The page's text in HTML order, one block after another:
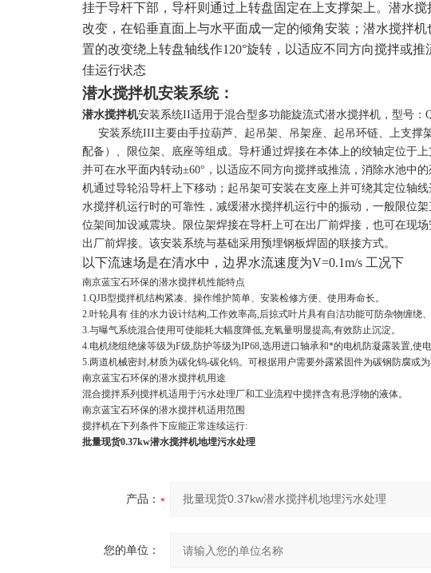
挂于导杆下部，导杆则通过上转盘固定在上支撑架上。潜水
改变，在铅垂直面上与水平面成一定的倾角安装；潜水搅拌
置的改变绕上转盘轴线作120°旋转，以适应不同方向搅拌或
佳运行状态
潜水搅拌机安装系统：
潜水搅拌机安装系统II适用于混合型多功能旋流式潜水搅拌机，型号：
安装系统III主要由手拉葫芦、起吊架、吊架座、起吊环链、上支撑
配备）、限位架、底座等组成。导杆通过焊接在本体上的绞轴定位于
并可在水平面内转动±60°，以适应不同方向搅拌或推流，消除水池中
机通过导轮沿导杆上下移动；起吊架可安装在支座上并可绕其定位轴线
水搅拌机运行时的可靠性，减缓潜水搅拌机运行中的振动，一般限位
位架间加设减震块。限位架焊接在导杆上可在出厂前焊接，也可在现
出厂前焊接。该安装系统与基础采用预埋钢板焊固的联接方式。
以下流速场是在清水中，边界水流速度为V=0.1m/s 工况下
南京蓝宝石环保的潜水搅拌机性能特点
1.QJB型搅拌机结构紧凑、操作维护简单、安装检修方便、使用寿命长。
2.叶轮具有 佳的水力设计结构,工作效率高,后掠式叶片具有自洁功能可防杂物缠绕、
3.与曝气系统混合使用可使能耗大幅度降低,充氧量明显提高,有效防止沉淀。
4.电机绕组绝缘等级为F级,防护等级为IP68,选用进口轴承和*的电机防凝露装置,使
5.两道机械密封,材质为碳化钨-碳化钨。可根据用户需要外露紧固件为碳钢防腐或为
南京蓝宝石环保的潜水搅拌机用途
混合搅拌系列搅拌机适用于污水处理厂和工业流程中搅拌含有悬浮物的液体。
南京蓝宝石环保的潜水搅拌机适用范围
搅拌机在下列条件下应能正常连续运行:
批量现货0.37kw潜水搅拌机地埋污水处理
产品：
您的单位：